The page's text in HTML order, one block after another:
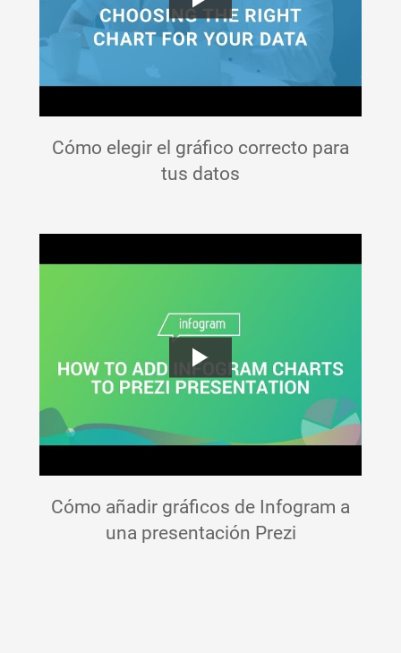
Cómo elegir el gráfico correcto para
tus datos
Cómo añadir gráficos de Infogram a
una presentación Prezi